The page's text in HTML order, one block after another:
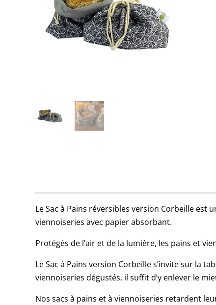
Le Sac à Pains réversibles version Corbeille est
viennoiseries avec papier absorbant.
Protégés de l’air et de la lumière, les pains et
Le Sac à Pains version Corbeille s’invite sur la
viennoiseries dégustés, il suffit d’y enlever le
Nos sacs à pains et à viennoiseries retardent